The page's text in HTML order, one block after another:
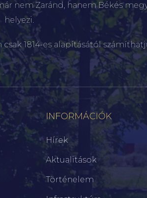
nem Zaránd, hanem Békés
helyezi.
1814-es alapításától
INFORMÁCIÓK
Hírek
Aktualitások
Történelem